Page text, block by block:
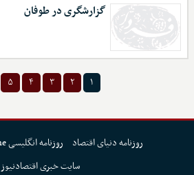
گزارشگری در طوفان
۱ ۲ ۳ ۴ ۵
روزنامه دنیای اقتصاد
روزنامه انگلیسی Financial Tribune
سایت خبری اقتصادنیوز